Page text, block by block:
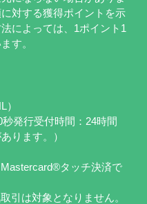
対する獲得ポイントを示
によっては、1ポイント1
す。
）
発行受付時間：24時間
ります。）
タッチ決済で
引は対象となりません。